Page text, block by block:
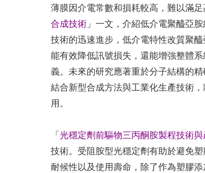
薄膜因介電常數和損耗較高，難以滿
合成技術 」一文，介紹低介電聚醯亞
技術的迅速進步，低介電特性改質聚
能有效降低訊號損失，還能增強整體
義。未來的研究應著重於分子結構的
結合新型合成方法與工業化生產技術
用。
「光穩定劑前驅物三丙酮胺製程技術
技術。受阻胺型光穩定劑有助於避免
耐候性以及使用壽命，除了作為塑膠